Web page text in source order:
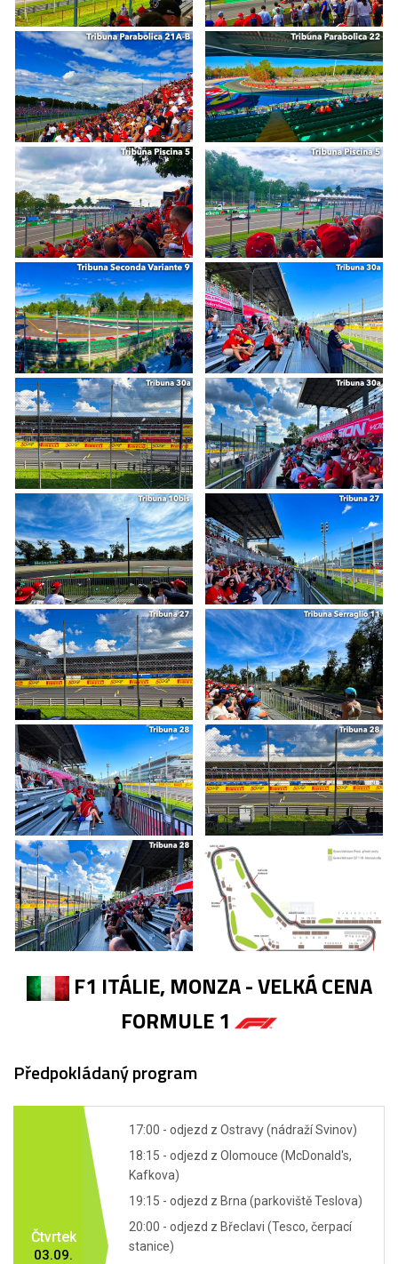
F1 ITÁLIE, MONZA - VELKÁ CENA
FORMULE 1
Předpokládaný program
Čtvrtek
03.09.
17:00 - odjezd z Ostravy (nádraží Svinov)
18:15 - odjezd z Olomouce (McDonald's,
Kafkova)
19:15 - odjezd z Brna (parkoviště Teslova)
20:00 - odjezd z Břeclavi (Tesco, čerpací
stanice)